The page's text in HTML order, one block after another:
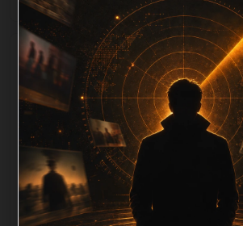
栏目内容归集
定、相关，图片文件名和 alt/title 也跟
目词和文章标题生成。如果采集内容
同主题默认图兜底；如果标题过短、
要不足或关键词连续重复，则不进入
加入常见问题和站内推荐，帮助用户
同类页面、专题合集和热榜内容，提